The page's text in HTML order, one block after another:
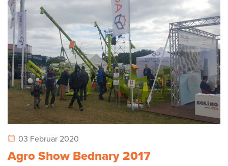
03 Februar 2020
Agro Show Bednary 2017